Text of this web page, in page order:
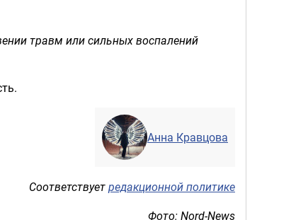
травм или сильных воспалений
Анна Кравцова
Соответствуетредакционной политике
Фото: Nord-News